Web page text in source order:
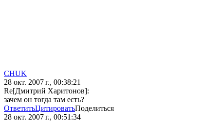
CHUK
28 окт. 2007 г., 00:38:21
Re[Дмитрий Харитонов]:
зачем он тогда там есть?
ОтветитьЦитироватьПоделиться
28 окт. 2007 г., 00:51:34